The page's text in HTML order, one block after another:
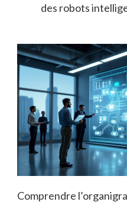
des robots
Comprendre